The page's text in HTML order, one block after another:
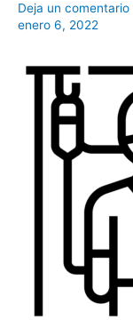
Deja un comentario
enero 6, 2022